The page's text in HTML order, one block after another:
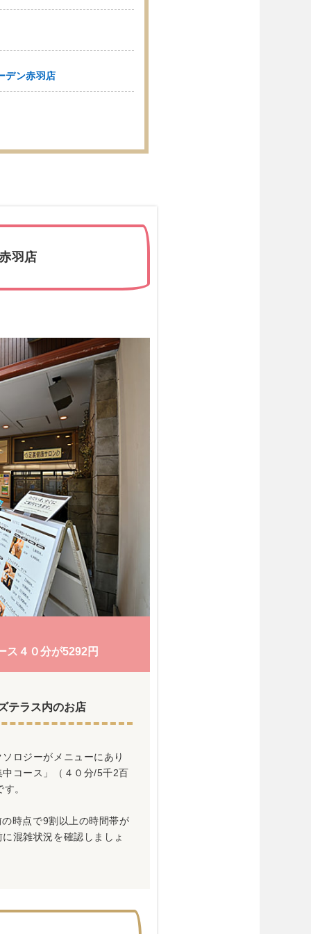
デン赤羽店
羽店
ス４０分が5292円
テラス内のお店
ロジーがメニューにあり
コース」（４０分/5千2百
。
時点で9割以上の時間帯が
混雑状況を確認しましょ